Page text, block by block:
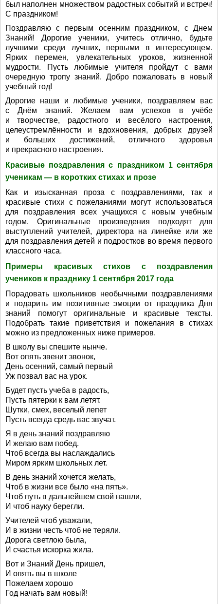
был наполнен множеством радостных событий и встреч!
С праздником!
Поздравляю с первым осенним праздником, с Днем
Знаний! Дорогие ученики, учитесь отлично, будьте
лучшими среди лучших, первыми в интересующем.
Ярких перемен, увлекательных уроков, жизненной
мудрости. Пусть любимые учителя пройдут с вами
очередную тропу знаний. Добро пожаловать в новый
учебный год!
Дорогие наши и любимые ученики, поздравляем вас
с Днём знаний. Желаем вам успехов в учёбе
и творчестве, радостного и весёлого настроения,
целеустремлённости и вдохновения, добрых друзей
и больших достижений, отличного здоровья
и прекрасного настроения.
Красивые поздравления с праздником 1 сентября
ученикам — в коротких стихах и прозе
Как и изысканная проза с поздравлениями, так и
красивые стихи с пожеланиями могут использоваться
для поздравления всех учащихся с новым учебным
годом. Оригинальные произведения подходят для
выступлений учителей, директора на линейке или же
для поздравления детей и подростков во время первого
классного часа.
Примеры красивых стихов с поздравления
учеников к празднику 1 сентября 2017 года
Порадовать школьников необычными поздравлениями
и подарить им позитивные эмоции от праздника Дня
знаний помогут оригинальные и красивые тексты.
Подобрать такие приветствия и пожелания в стихах
можно из предложенных ниже примеров.
В школу вы спешите нынче.
Вот опять звенит звонок,
День осенний, самый первый
Уж позвал вас на урок.
Будет пусть учеба в радость,
Пусть пятерки к вам летят.
Шутки, смех, веселый лепет
Пусть всегда средь вас звучат.
Я в день знаний поздравляю
И желаю вам побед.
Чтоб всегда вы наслаждались
Миром ярким школьных лет.
В день знаний хочется желать,
Чтоб в жизни все было «на пять».
Чтоб путь в дальнейшем свой нашли,
И чтоб науку берегли.
Учителей чтоб уважали,
И в жизни честь чтоб не теряли.
Дорога светлою была,
И счастья искорка жила.
Вот и Знаний День пришел,
И опять вы в школе
Пожелаем хорошо
Год начать вам новый!